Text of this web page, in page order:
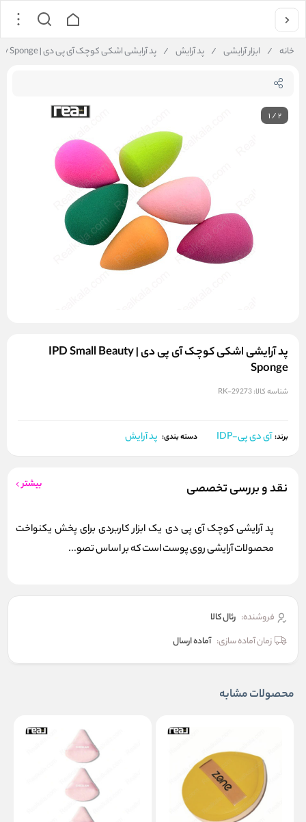
خانه / ابزار آرایشی / پد آرایش / پد آرایشی اشکی کوچک آی پی دی | IPD Small Beauty Sponge
1/2
پد آرایشی اشکی کوچک آی پی دی | IPD Small Beauty
Sponge
شناسه کالا:RK-29273
برند: آی دی پی-IDP دسته بندی: پد آرایش
نقد و بررسی تخصصی بیشتر
پد آرایشی کوچک آی پی دی یک ابزار کاربردی برای پخش یکنواخت
محصولات آرایشی روی پوست است که بر اساس تصو...
فروشنده: رئال كالا
زمان آماده سازی: آماده ارسال
محصولات مشابه